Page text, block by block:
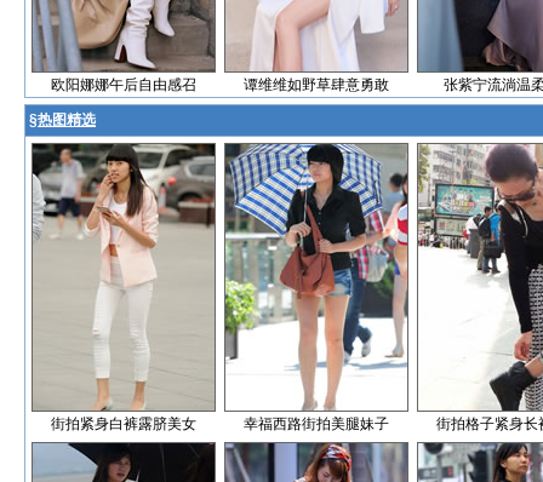
欧阳娜娜午后自由感召 谭维维如野草肆意勇敢 张紫宁流淌温
§热图精选
街拍紧身白裤露脐美女 幸福西路街拍美腿妹子 街拍格子紧身长